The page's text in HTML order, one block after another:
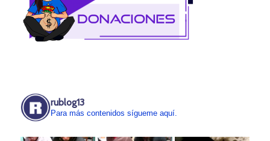
rublog13
Para más contenidos sígueme aquí.